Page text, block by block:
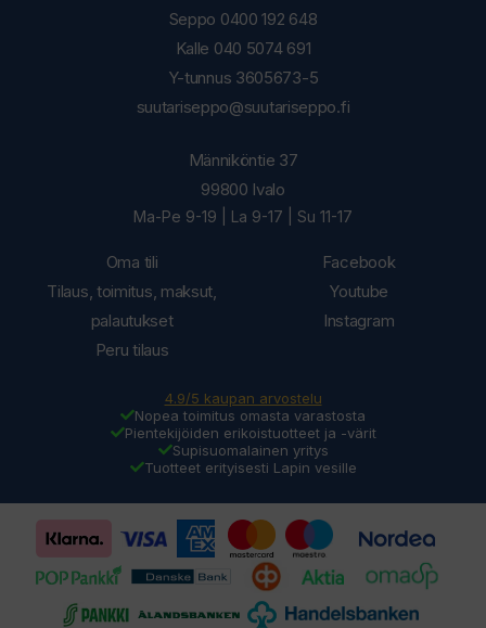
Seppo 0400 192 648
Kalle 040 5074 691
Y-tunnus 3605673-5
suutariseppo@suutariseppo.fi
Oma tili
Tilaus, toimitus, maksut,
palautukset
Peru tilaus
Männiköntie 37
99800 Ivalo
Ma-Pe 9-19 | La 9-17 | Su 11-17
Facebook
Youtube
Instagram
4.9/5 kaupan arvostelu
Nopea toimitus omasta varastosta
Pientekijöiden erikoistuotteet ja -värit
Supisuomalainen yritys
Tuotteet erityisesti Lapin vesille